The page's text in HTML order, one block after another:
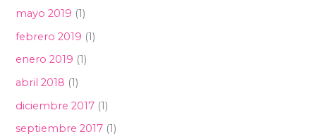
mayo 2019 (1)
febrero 2019 (1)
enero 2019 (1)
abril 2018 (1)
diciembre 2017 (1)
septiembre 2017 (1)